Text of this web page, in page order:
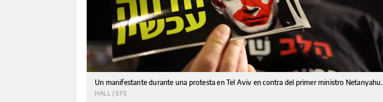
Un manifestante durante una protesta en Tel Aviv en contra del primer ministro Netanyahu.
HALL / EFE